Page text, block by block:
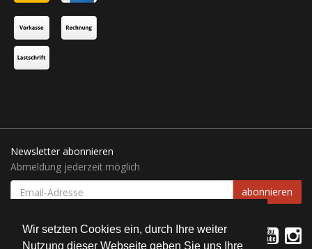
Wir setzten Cookies ein, durch Ihre weiter
Nutzung dieser Webseite geben Sie uns Ihre
Newsletter abonnieren
Abmeldung jederzeit möglich
EMAIL-
ADRESSE
abonnieren